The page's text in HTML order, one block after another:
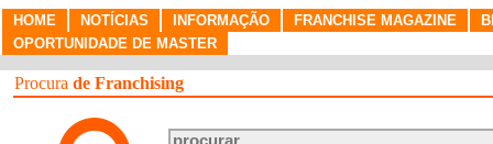
HOME NOTÍCIAS INFORMAÇÃO FRANCHISE MAGAZINE
OPORTUNIDADE DE MASTER
Procura de Franchising